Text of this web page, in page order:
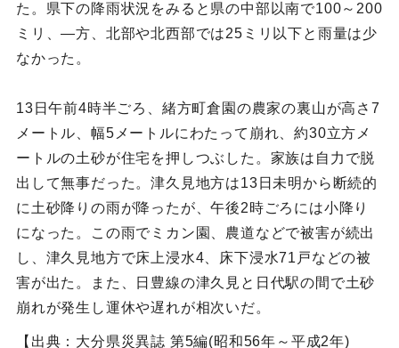
た。県下の降雨状況をみると県の中部以南で100～200
ミリ、—方、北部や北西部では25ミリ以下と雨量は少
なかった。
13日午前4時半ごろ、緒方町倉園の農家の裏山が高さ7
メートル、幅5メートルにわたって崩れ、約30立方メ
ートルの土砂が住宅を押しつぶした。家族は自力で脱
出して無事だった。津久見地方は13日未明から断続的
に土砂降りの雨が降ったが、午後2時ごろには小降り
になった。この雨でミカン園、農道などで被害が続出
し、津久見地方で床上浸水4、床下浸水71戸などの被
害が出た。また、日豊線の津久見と日代駅の間で土砂
崩れが発生し運休や遅れが相次いだ。
【出典：大分県災異誌 第5編(昭和56年～平成2年)